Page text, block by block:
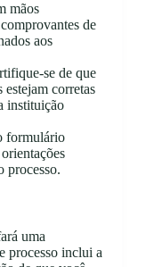
mãos
de
aos
se de que
estejam corretas
instituição
formulário
processo.
uma
processo inclui a